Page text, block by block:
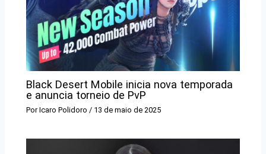
Black Desert Mobile inicia nova temporada
e anuncia torneio de PvP
PorIcaro Polidoro / 13 de maio de 2025